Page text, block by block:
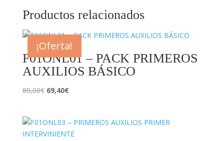
Productos relacionados
¡Oferta!
F01ONL01 – PACK PRIMEROS
AUXILIOS BÁSICO
80,00€ El
era:
80,00€.
69,40€El
es:
69,40€.